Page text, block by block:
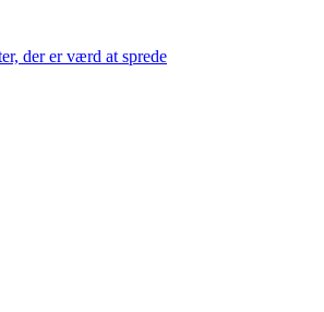
der er værd at sprede